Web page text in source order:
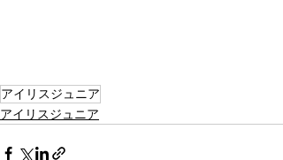
アイリスジュニア
アイリスジュニア